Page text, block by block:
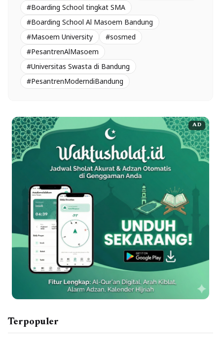
#Boarding School tingkat SMA
#Boarding School Al Masoem Bandung
#Masoem University
#sosmed
#PesantrenAlMasoem
#Universitas Swasta di Bandung
#PesantrenModerndiBandung
AD
Terpopuler